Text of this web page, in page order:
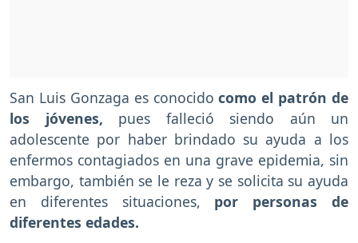
San Luis Gonzaga es conocidocomo el patrón de
los jóvenes, pues falleció siendo aún un
adolescente por haber brindado su ayuda a los
enfermos contagiados en una grave epidemia, sin
embargo, también se le reza y se solicita su ayuda
en diferentes situaciones, por personas de
diferentes edades.